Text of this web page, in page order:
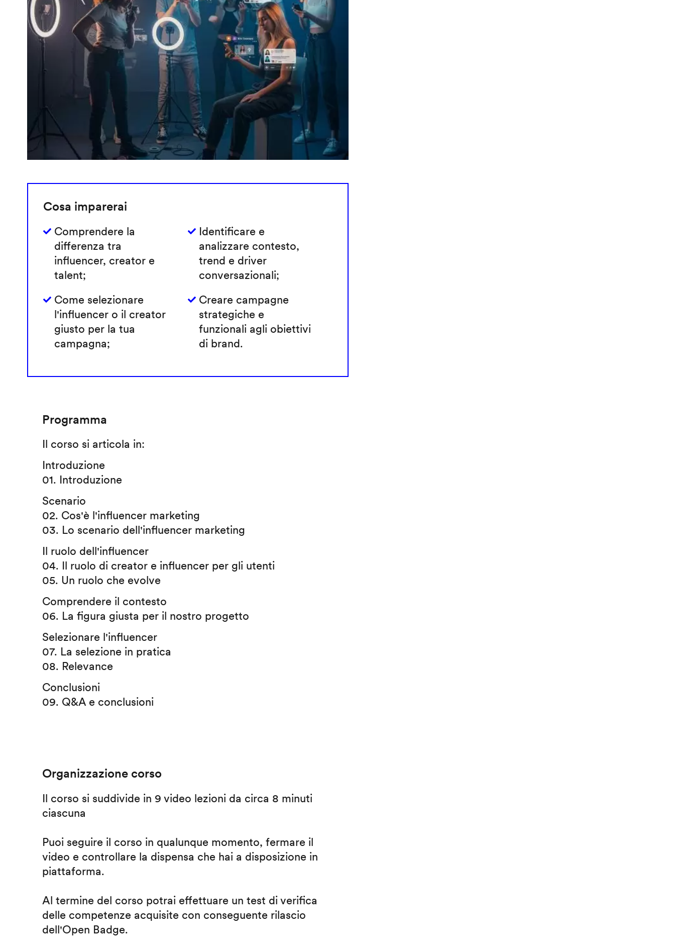
Cosa imparerai
Comprendere la
differenza tra
influencer, creator e
talent;
Identificare e
analizzare contesto,
trend e driver
conversazionali;
Come selezionare
l'influencer o il creator
giusto per la tua
campagna;
Creare campagne
strategiche e
funzionali agli obiettivi
di brand.
Programma
Il corso si articola in:
Introduzione
01. Introduzione
Scenario
02. Cos'è l'influencer marketing
03. Lo scenario dell'influencer marketing
Il ruolo dell'influencer
04. Il ruolo di creator e influencer per gli utenti
05. Un ruolo che evolve
Comprendere il contesto
06. La figura giusta per il nostro progetto
Selezionare l'influencer
07. La selezione in pratica
08. Relevance
Conclusioni
09. Q&A e conclusioni
Organizzazione corso
Il corso si suddivide in 9 video lezioni da circa 8 minuti
ciascuna
Puoi seguire il corso in qualunque momento, fermare il
video e controllare la dispensa che hai a disposizione in
piattaforma.
Al termine del corso potrai effettuare un test di verifica
delle competenze acquisite con conseguente rilascio
dell'Open Badge.